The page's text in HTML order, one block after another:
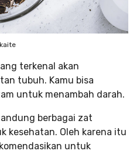
terkenal akan
tubuh. Kamu bisa
untuk menambah darah.
berbagai zat
kesehatan. Oleh karena itu
untuk